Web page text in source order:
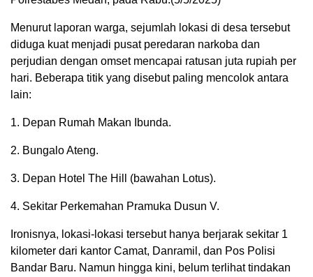
Menurut laporan warga, sejumlah lokasi di desa tersebut
diduga kuat menjadi pusat peredaran narkoba dan
perjudian dengan omset mencapai ratusan juta rupiah per
hari. Beberapa titik yang disebut paling mencolok antara
lain:
1. Depan Rumah Makan Ibunda.
2. Bungalo Ateng.
3. Depan Hotel The Hill (bawahan Lotus).
4. Sekitar Perkemahan Pramuka Dusun V.
Ironisnya, lokasi-lokasi tersebut hanya berjarak sekitar 1
kilometer dari kantor Camat, Danramil, dan Pos Polisi
Bandar Baru. Namun hingga kini, belum terlihat tindakan